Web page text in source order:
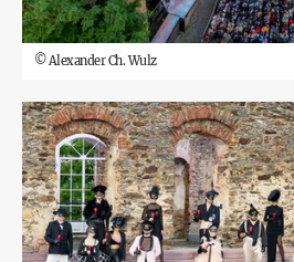
©Alexander Ch. Wulz